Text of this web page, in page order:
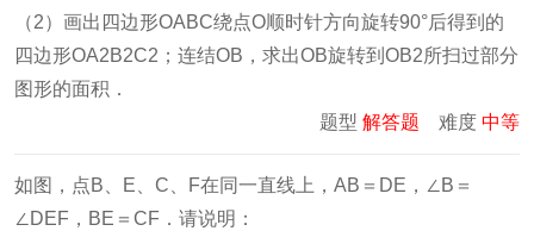
（2）画出四边形OABC绕点O顺时针方向旋转90°后得到的
四边形OA2B2C2；连结OB，求出OB旋转到OB2所扫过部分
图形的面积．
题型 解答题 难度 中等
如图，点B、E、C、F在同一直线上，AB＝DE，∠B＝
∠DEF，BE＝CF．请说明：